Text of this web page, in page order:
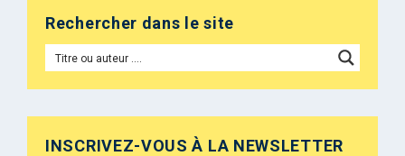
Rechercher dans le site
INSCRIVEZ-VOUS À LA NEWSLETTER